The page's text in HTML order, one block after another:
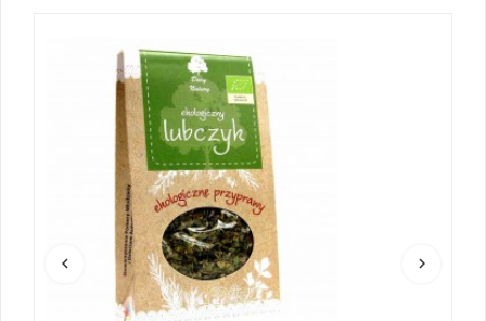
keyboard_arrow_left keyboard_arrow_right